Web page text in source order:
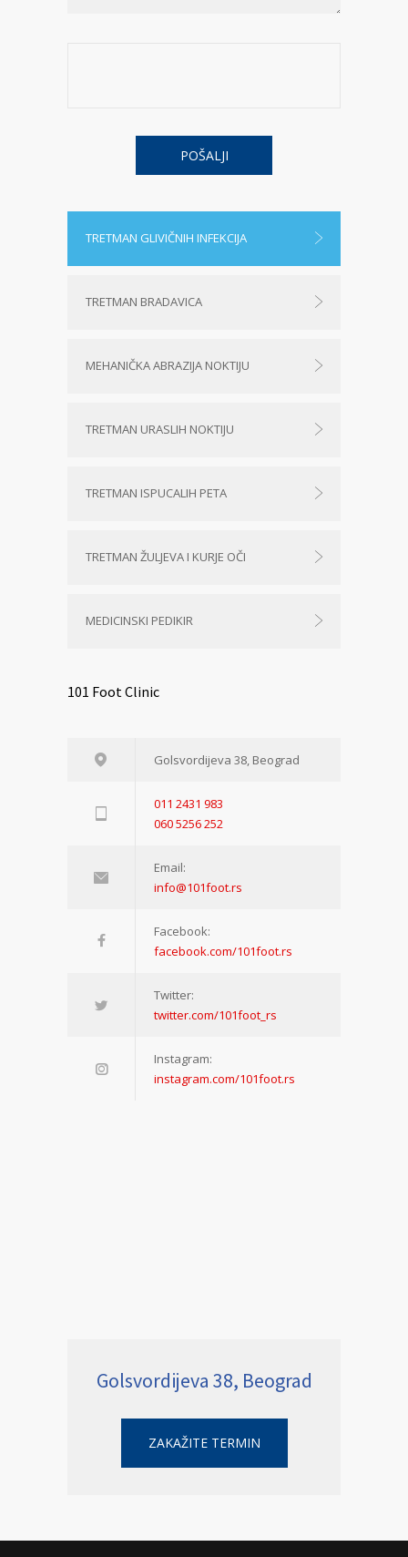
TRETMAN GLIVIČNIH INFEKCIJA
TRETMAN BRADAVICA
MEHANIČKA ABRAZIJA NOKTIJU
TRETMAN URASLIH NOKTIJU
TRETMAN ISPUCALIH PETA
TRETMAN ŽULJEVA I KURJE OČI
MEDICINSKI PEDIKIR
101 Foot Clinic
Golsvordijeva 38, Beograd
011 2431 983
060 5256 252
Email:
info@101foot.rs
Facebook:
facebook.com/101foot.rs
Twitter:
twitter.com/101foot_rs
Instagram:
instagram.com/101foot.rs
Golsvordijeva 38, Beograd
ZAKAŽITE TERMIN